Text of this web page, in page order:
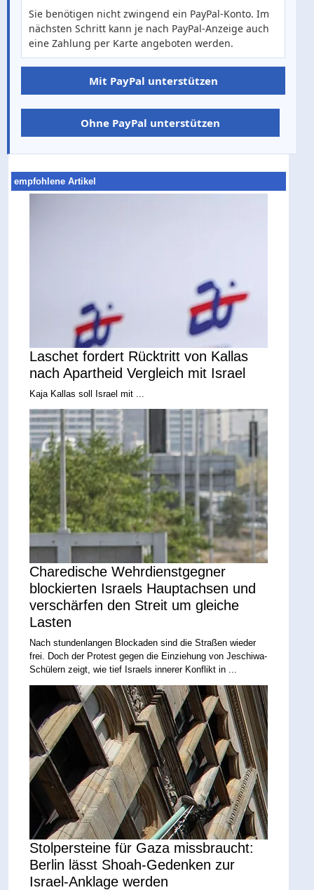
Sie benötigen nicht zwingend ein PayPal-Konto. Im
nächsten Schritt kann je nach PayPal-Anzeige auch
eine Zahlung per Karte angeboten werden.
Mit PayPal unterstützen
Ohne PayPal unterstützen
empfohlene Artikel
Laschet fordert Rücktritt von Kallas
nach Apartheid Vergleich mit Israel
Kaja Kallas soll Israel mit ...
Charedische Wehrdienstgegner
blockierten Israels Hauptachsen und
verschärfen den Streit um gleiche
Lasten
Nach stundenlangen Blockaden sind die Straßen wieder
frei. Doch der Protest gegen die Einziehung von Jeschiwa-
Schülern zeigt, wie tief Israels innerer Konflikt in ...
Stolpersteine für Gaza missbraucht:
Berlin lässt Shoah-Gedenken zur
Israel-Anklage werden